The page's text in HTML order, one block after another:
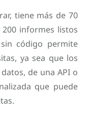
tiene más de 70
informes listos
código permite
ya sea que los
de una API o
que puede